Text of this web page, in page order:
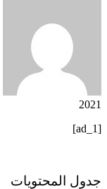
2021
[ad_1]
جدول المحتويات